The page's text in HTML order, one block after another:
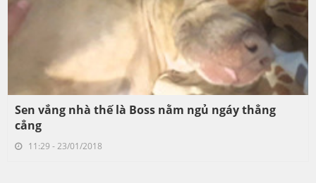
Sen vắng nhà thế là Boss nằm ngủ ngáy thẳng
cẳng
11:29 - 23/01/2018